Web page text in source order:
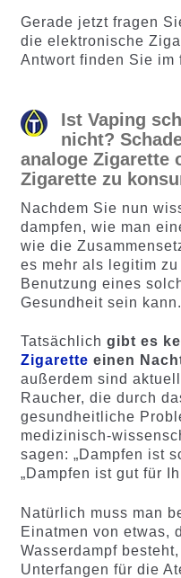
Gerade jetzt fragen
die elektronische
Antwort finden Sie im
Ist Vaping
nicht?
analoge Zigarette
Zigarette zu
Nachdem Sie nun
dampfen, wie man
wie die
es mehr als legitim
Benutzung eines
Gesundheit sein kann.
Tatsächlich gibt es
Zigarette einen
außerdem sind
Raucher, die durch
gesundheitliche
medizinisch-
sagen: „Dampfen ist
„Dampfen ist gut für
Natürlich muss man
Einatmen von etwas,
Wasserdampf
Unterfangen für die